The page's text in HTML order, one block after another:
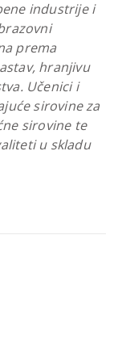
industrije i
prema
hranjivu
Učenici i
sirovine za
sirovine te
u skladu